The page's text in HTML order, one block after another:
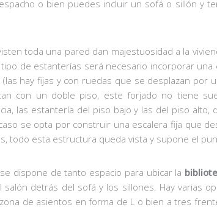
o bien puedes incluir un sofá o sillón y
toda una pared dan majestuosidad a la
de estanterías será necesario incorporar
(las hay fijas y con ruedas que se desplazan por
con un doble piso, este forjado no tiene
las estantería del piso bajo y las del piso
se opta por construir una escalera fija que
todo esta estructura queda vista y supone el
dispone de tanto espacio para ubicar la
detrás del sofá y los sillones. Hay varias
de asientos en forma de L o bien a tres